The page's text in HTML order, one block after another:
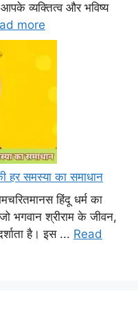
व्यक्तित्व और भविष्य
more
हर समस्या का समाधान
हिंदू धर्म का
भगवान श्रीराम के जीवन,
है। इस ... Read